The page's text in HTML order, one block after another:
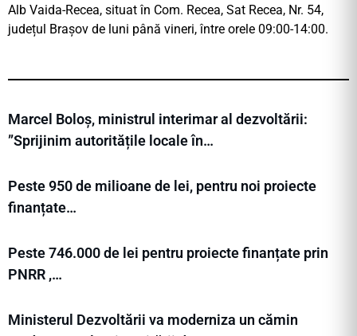
Alb Vaida-Recea, situat în Com. Recea, Sat Recea, Nr. 54,
județul Brașov de luni până vineri, între orele 09:00-14:00.
Marcel Boloș, ministrul interimar al dezvoltării:
”Sprijinim autoritățile locale în…
Peste 950 de milioane de lei, pentru noi proiecte
finanțate…
Peste 746.000 de lei pentru proiecte finanțate prin
PNRR ,…
Ministerul Dezvoltării va moderniza un cămin